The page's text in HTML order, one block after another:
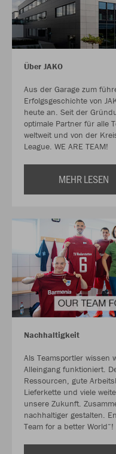
Über JAKO
Aus der Garage zum
Erfolgsgeschichte von
heute an. Seit der
optimale Partner für alle
weltweit und von der
League. WE ARE TEAM!
MEHR LESEN
Nachhaltigkeit
Als Teamsportler wissen
Alleingang funktioniert.
Ressourcen, gute
Lieferkette und viele
unsere Zukunft.
nachhaltiger gestalten.
Team for a better World“!